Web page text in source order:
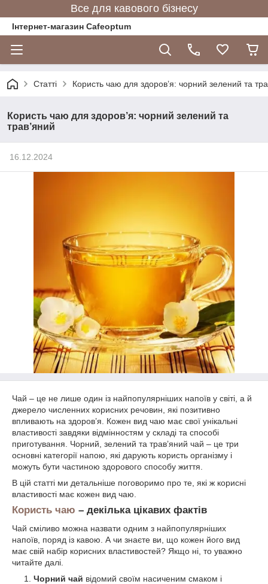
Все для кавового бізнесу
Інтернет-магазин Cafeoptum
Статті Користь чаю для здоров’я: чорний зелений та
Користь чаю для здоров’я: чорний зелений та
трав’яний
16.12.2024
Чай – це не лише один із найпопулярніших напоїв у світі, а й
джерело численних корисних речовин, які позитивно
впливають на здоров’я. Кожен вид чаю має свої унікальні
властивості завдяки відмінностям у складі та способі
приготування. Чорний, зелений та трав’яний чай – це три
основні категорії напою, які дарують користь організму і
можуть бути частиною здорового способу життя.
В цій статті ми детальніше поговоримо про те, які ж корисні
властивості має кожен вид чаю.
Користь чаю – декілька цікавих фактів
Чай сміливо можна назвати одним з найпопулярніших
напоїв, поряд із кавою. А чи знаєте ви, що кожен його вид
має свій набір корисних властивостей? Якщо ні, то уважно
читайте далі.
Чорний чай відомий своїм насиченим смаком і